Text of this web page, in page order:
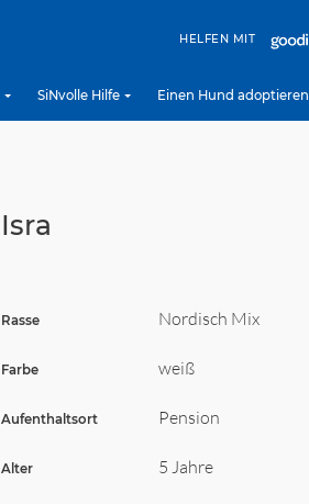
HELFEN MIT
SiNvolle Hilfe Einen Hund adoptieren
Isra
Rasse Nordisch Mix
Farbe weiß
Aufenthaltsort Pension
Alter 5 Jahre